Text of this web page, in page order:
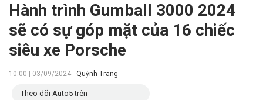
Hành trình Gumball 3000 2024
sẽ có sự góp mặt của 16 chiếc
siêu xe Porsche
10:00 | 03/09/2024 - Quỳnh Trang
Theo dõi Auto5 trên